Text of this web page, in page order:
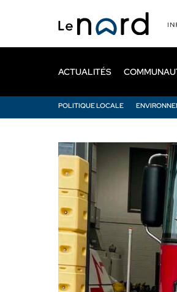
principal
ACTUALITÉS
POLITIQUE LOCALE